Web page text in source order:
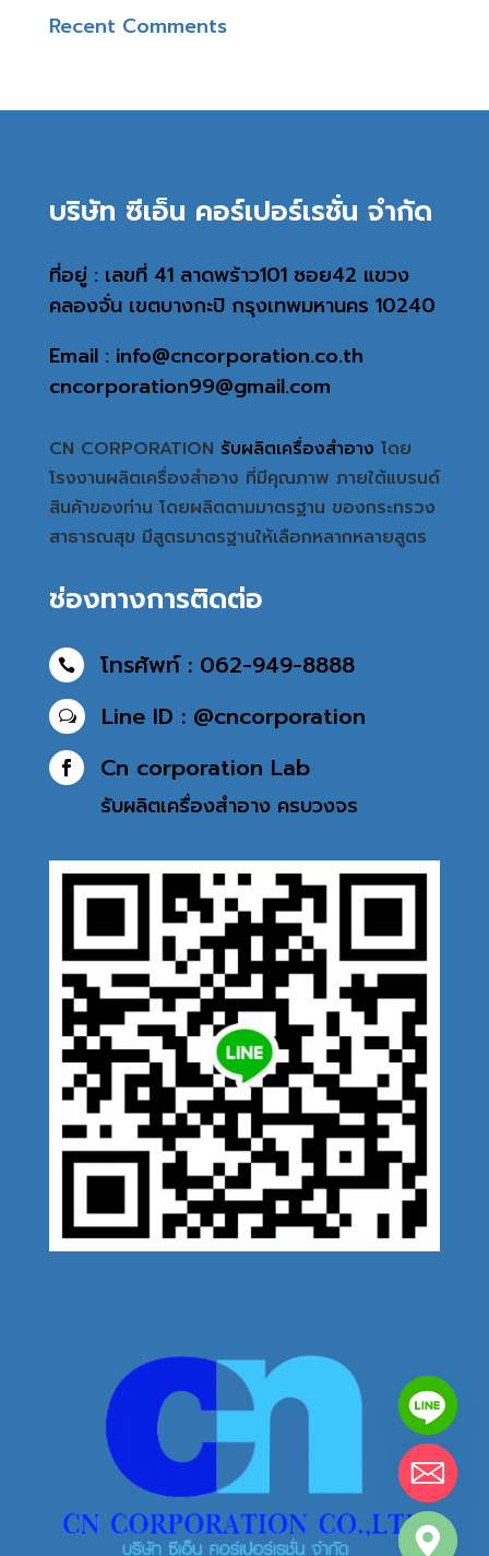
Recent Comments
บริษัท ซีเอ็น คอร์เปอร์เรชั่น จำกัด
ที่อยู่ : เลขที่ 41 ลาดพร้าว101 ซอย42 แขวง
คลองจั่น เขตบางกะปิ กรุงเทพมหานคร 10240
Email : info@cncorporation.co.th
cncorporation99@gmail.com
CN CORPORATION รับผลิตเครื่องสำอาง โดย
โรงงานผลิตเครื่องสำอาง ที่มีคุณภาพ ภายใต้แบรนด์
สินค้าของท่าน โดยผลิตตามมาตรฐาน ของกระทรวง
สาธารณสุข มีสูตรมาตรฐานให้เลือกหลากหลายสูตร
ช่องทางการติดต่อ
 โทรศัพท์ : 062-949-8888
w Line ID : @cncorporation
 Cn corporation Lab
รับผลิตเครื่องสำอาง ครบวงจร